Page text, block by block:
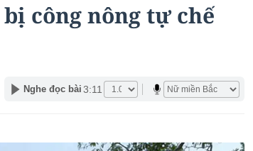
công nông tự chế
Nghe đọc bài 3:11